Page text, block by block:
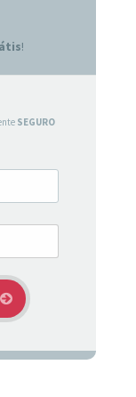
!
SEGURO